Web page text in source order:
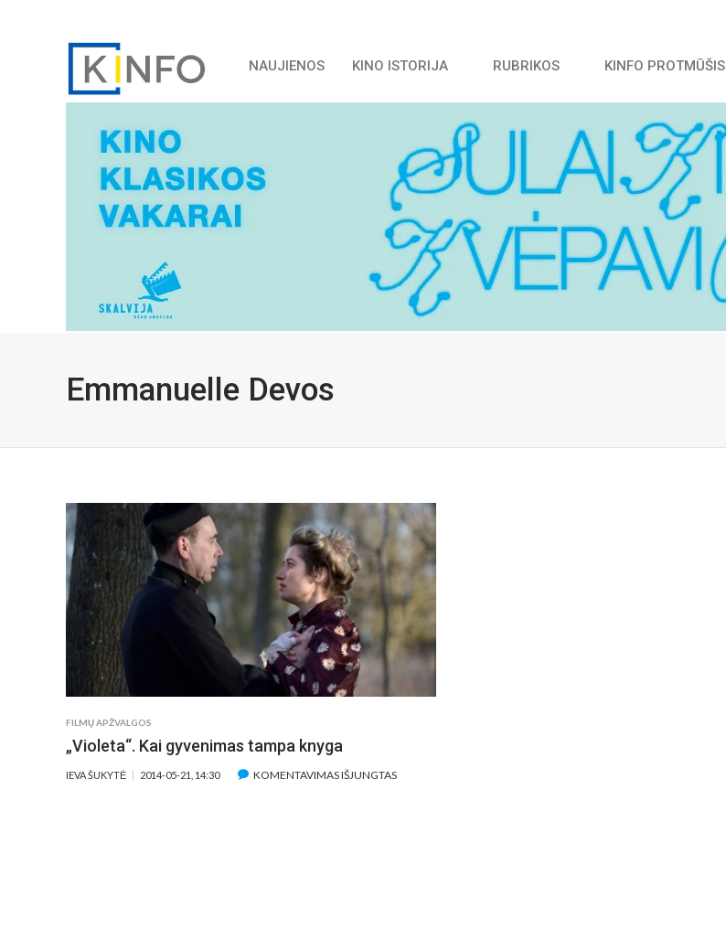
NAUJIENOS KINO ISTORIJA RUBRIKOS KINFO PROTMŪŠIS
Emmanuelle Devos
FILMŲ APŽVALGOS
„Violeta“. Kai gyvenimas tampa knyga
IEVA ŠUKYTĖ 2014-05-21, 14:30 KOMENTAVIMAS IŠJUNGTASĮRAŠE